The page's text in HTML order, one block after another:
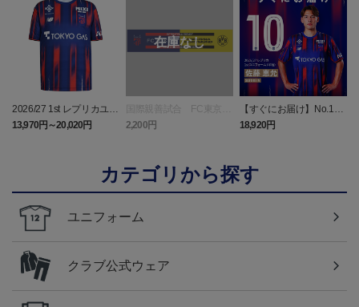
2026/27 1st レプリカユニ
フォーム 半袖
13,970円～20,020円
国際親善試合 FC東京
対 ボルシア ドルトムン
ト プリントタオルマフ
2,200円
【すぐにお届け】No.10
佐藤 恵允選手 2026/27 1s
t レプリカユニフォーム
18,920円
カテゴリから探す
ユニフォーム
クラブ公式ウェア